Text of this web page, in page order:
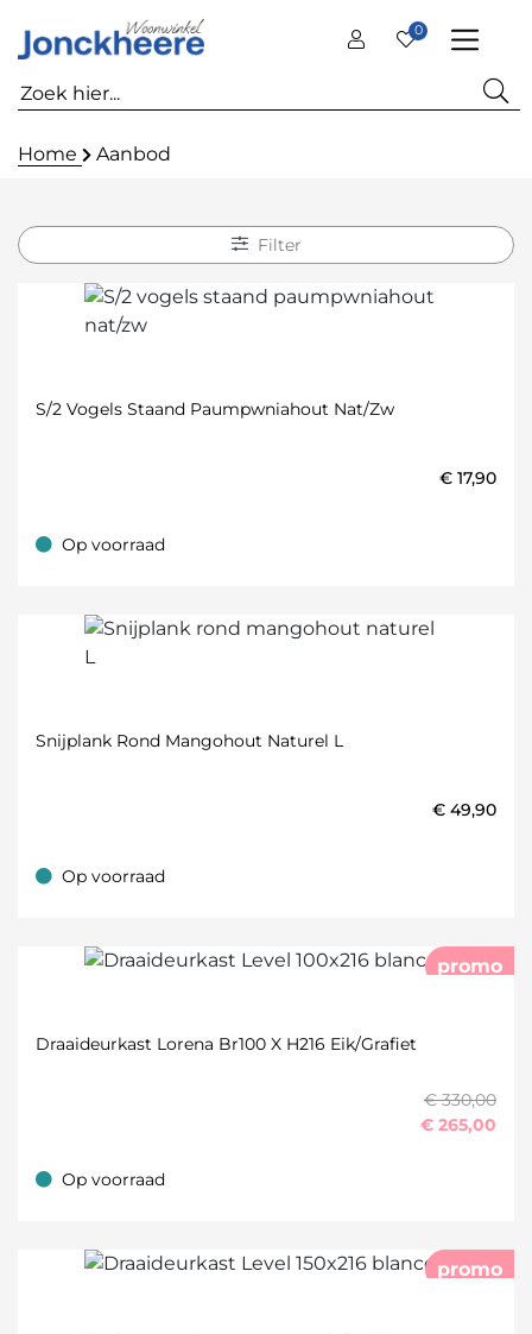
0
Home Aanbod
Filter
S/2 Vogels Staand Paumpwniahout Nat/zw
€ 17,90
Op voorraad
Op voorraad
Snijplank Rond Mangohout Naturel L
€ 49,90
Op voorraad
Op voorraad
promo
Draaideurkast Lorena Br100 X H216 Eik/Grafiet
€ 330,00
€ 265,00
Op voorraad
Op voorraad
promo